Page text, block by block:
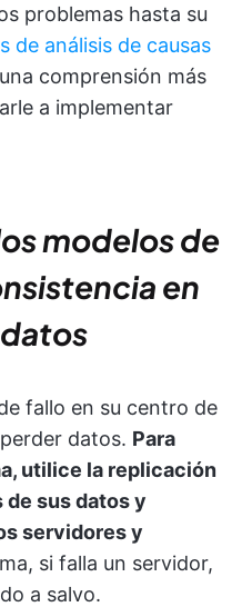
problemas hasta su
de análisis de causas
comprensión más
a implementar
modelos de
en
fallo en su centro de
datos. Para
utilice la replicación
sus datos y
servidores y
si falla un servidor,
a salvo.